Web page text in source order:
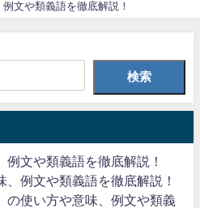
文や類義語を徹底解説！
検索
例文や類義語を徹底解説！
、例文や類義語を徹底解説！
の使い方や意味、例文や類義